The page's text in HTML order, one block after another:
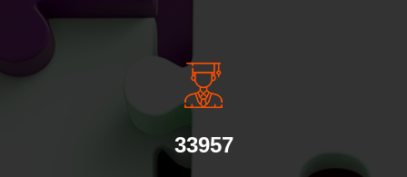
INSIDE INFORMATIE
33957